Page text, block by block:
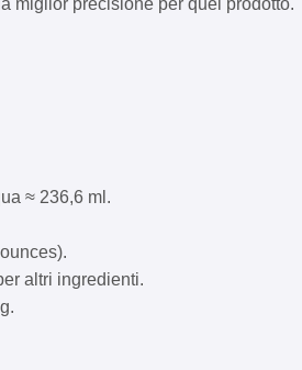
≈ 236,6 ml.
altri ingredienti.